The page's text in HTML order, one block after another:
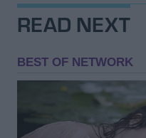
READ NEXT